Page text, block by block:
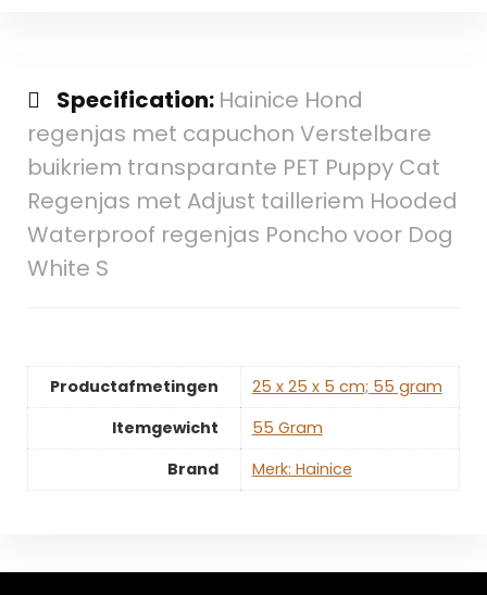
Specification: Hainice Hond
regenjas met capuchon Verstelbare
buikriem transparante PET Puppy Cat
Regenjas met Adjust tailleriem Hooded
Waterproof regenjas Poncho voor Dog
White S
Productafmetingen
‎25 x 25 x 5 cm; 55 gram
Itemgewicht
‎55 Gram
Brand
Merk: Hainice